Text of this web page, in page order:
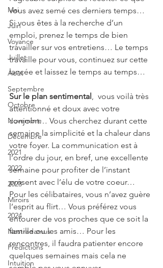
Mai
Juin
Voyance
Juillet
Août
Septembre
Octobre
Novembre
Décembre
2021
2022
2023
Miroirs
2024
Nostradamus
Prédictions
Intuition
vous avez semé ces derniers temps…
Si vous êtes à la recherche d’un
emploi, prenez le temps de bien
travailler sur vos entretiens… Le temps
travaille pour vous, continuez sur cette
lancée et laissez le temps au temps…
Sur le plan sentimental ,  vous voilà très
attentionné et doux avec votre
conjoint… Vous cherchez durant cette
semaine la simplicité et la chaleur dans
votre foyer. La communication est à
l’ordre du jour, en bref, une excellente
semaine pour profiter de l’instant
présent avec l’élu de votre coeur…
Pour les célibataires, vous n’avez guère
l’esprit au flirt… Vous préférez vous
entourer de vos proches que ce soit la
famille ou les amis… Pour les
rencontres, il faudra patienter encore
quelques semaines mais cela ne